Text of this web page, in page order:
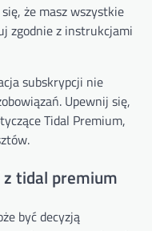
że masz wszystkie
zgodnie z instrukcjami
subskrypcji nie
Upewnij się,
Tidal Premium,
z tidal premium
być decyzją